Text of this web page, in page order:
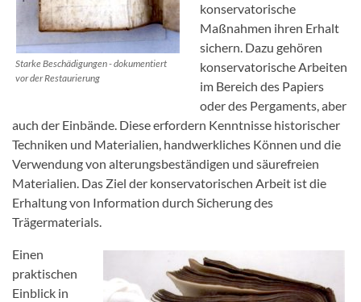
Starke Beschädigungen - dokumentiert
vor der Restaurierung
konservatorische
Maßnahmen ihren Erhalt
sichern. Dazu gehören
konservatorische Arbeiten
im Bereich des Papiers
oder des Pergaments, aber
auch der Einbände. Diese erfordern Kenntnisse historischer
Techniken und Materialien, handwerkliches Können und die
Verwendung von alterungsbeständigen und säurefreien
Materialien. Das Ziel der konservatorischen Arbeit ist die
Erhaltung von Information durch Sicherung des
Trägermaterials.
Einen
praktischen
Einblick in